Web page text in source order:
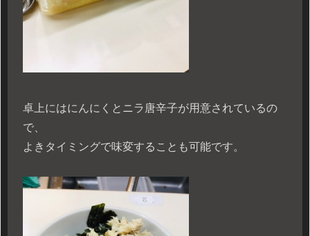
卓上にはにんにくとニラ唐辛子が用意されているの
で、
よきタイミングで味変することも可能です。